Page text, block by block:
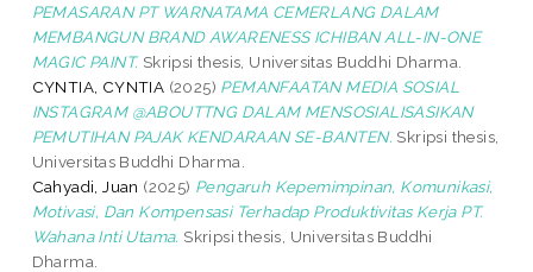
PEMASARAN PT WARNATAMA CEMERLANG DALAM
MEMBANGUN BRAND AWARENESS ICHIBAN ALL-IN-ONE
MAGIC PAINT. Skripsi thesis, Universitas Buddhi Dharma.
CYNTIA, CYNTIA (2025) PEMANFAATAN MEDIA SOSIAL
INSTAGRAM @ABOUTTNG DALAM MENSOSIALISASIKAN
PEMUTIHAN PAJAK KENDARAAN SE-BANTEN. Skripsi thesis,
Universitas Buddhi Dharma.
Cahyadi, Juan (2025) Pengaruh Kepemimpinan, Komunikasi,
Motivasi, Dan Kompensasi Terhadap Produktivitas Kerja PT.
Wahana Inti Utama. Skripsi thesis, Universitas Buddhi
Dharma.